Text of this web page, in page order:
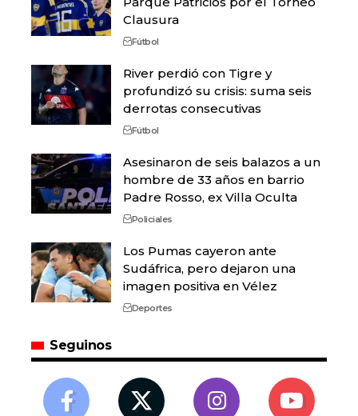
Clausura
Fútbol
River perdió con Tigre y
profundizó su crisis: suma seis
derrotas consecutivas
Fútbol
Asesinaron de seis balazos a un
hombre de 33 años en barrio
Padre Rosso, ex Villa Oculta
Policiales
Los Pumas cayeron ante
Sudáfrica, pero dejaron una
imagen positiva en Vélez
Deportes
Seguinos